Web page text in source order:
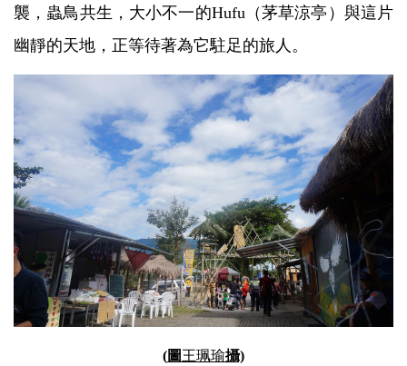
襲，蟲鳥共生，大小不一的Hufu（茅草涼亭）與這片
幽靜的天地，正等待著為它駐足的旅人。
(圖王珮瑜攝)